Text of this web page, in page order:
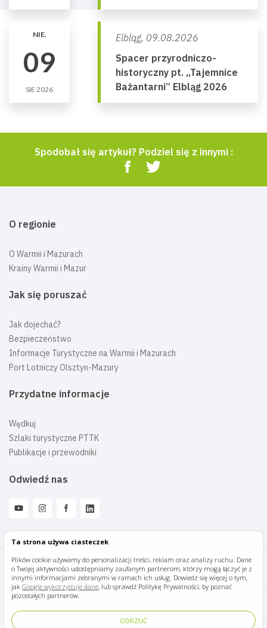
Ta strona używa ciasteczek
Plików cookie używamy do personalizacji treści, reklam oraz analizy ruchu. Dane
o Twojej aktywności udostępniamy zaufanym partnerom, którzy mogą łączyć je z
innymi informacjami zebranymi w ramach ich usług. Dowiedz się więcej o tym,
jak Google wykorzystuje dane, lub sprawdź Politykę Prywatności, by poznać
pozostałych partnerów.
ODRZUĆ
NIE.
09
SIE 2026
Elbląg, 09.08.2026
Spacer przyrodniczo-
historyczny pt. „Tajemnice
Bażantarni” Elbląg 2026
Spodobał się artykuł? Podziel się z innymi :
O regionie
O Warmii i Mazurach
Krainy Warmii i Mazur
Jak się poruszać
Jak dojechać?
Bezpieczeństwo
Informacje Turystyczne na Warmii i Mazurach
Port Lotniczy Olsztyn-Mazury
Przydatne informacje
Wędkuj
Szlaki turystyczne PTTK
Publikacje i przewodniki
Odwiedź nas
Mazury Travel © 2026
Polityka prywatności